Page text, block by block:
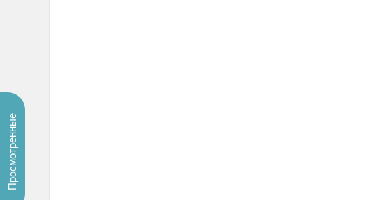
Просмотренные